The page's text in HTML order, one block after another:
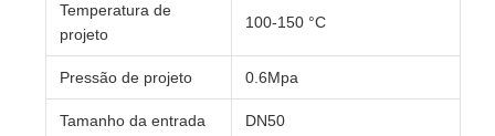
Temperatura de
projeto
100-150 °C
Pressão de projeto 0.6Mpa
Tamanho da entrada DN50